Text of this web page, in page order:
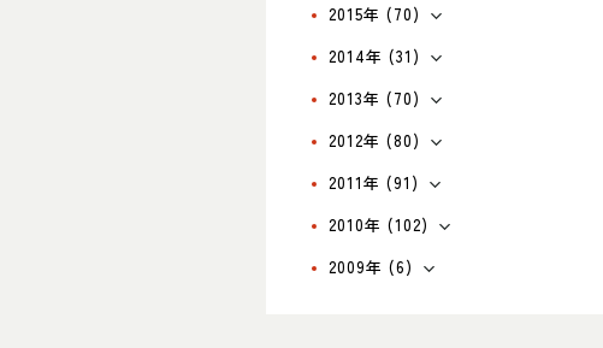
2015年 (70)
2014年 (31)
2013年 (70)
2012年 (80)
2011年 (91)
2010年 (102)
2009年 (6)